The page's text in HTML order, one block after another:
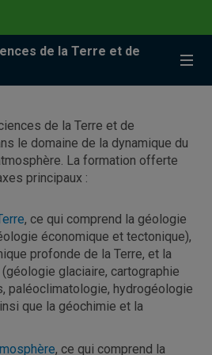
de la Terre et de
de la Terre et de
le domaine de la dynamique du
La formation offerte
principaux :
, ce qui comprend la géologie
économique et tectonique),
profonde de la Terre, et la
glaciaire, cartographie
paléoclimatologie, hydrogéologie
que la géochimie et la
, ce qui comprend la